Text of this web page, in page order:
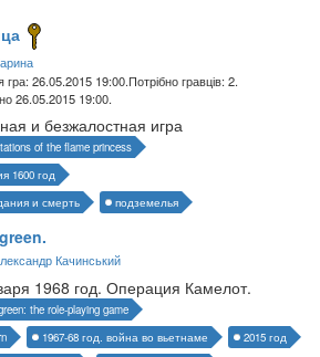
гра: 26.05.2015 19:00.Потрібно гравців: 2.
26.05.2015 19:00.
и безжалостная игра
of the flame princess
1600 год
и смерть
подземелья
Качинський
1968 год. Операция Камелот.
the role-playing game
1967-68 год. война во вьетнаме
2015 год